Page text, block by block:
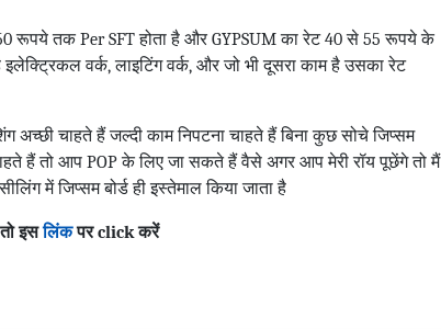
रूपये तक Per SFT होता है और GYPSUM का रेट 40 से 55 रूपये के
वर्क, लाइटिंग वर्क, और जो भी दूसरा काम है उसका रेट
चाहते हैं जल्दी काम निपटना चाहते हैं बिना कुछ सोचे जिप्सम
हैं तो आप POP के लिए जा सकते हैं वैसे अगर आप मेरी रॉय पूछेंगे तो मैं
में जिप्सम बोर्ड ही इस्तेमाल किया जाता है
इसलिंकपर click करें